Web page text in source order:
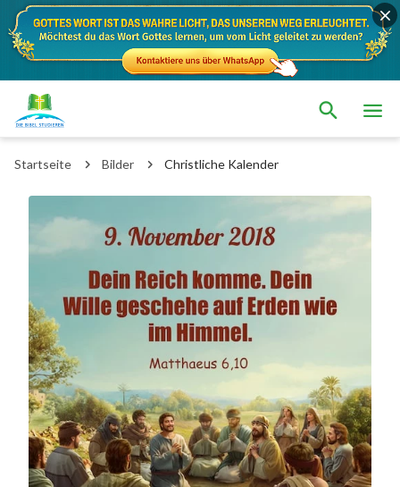
Startseite Bilder Christliche Kalender